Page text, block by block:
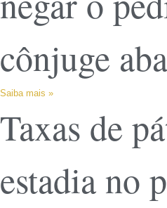
cônjuge
Saiba mais »
Taxas de
estadia no